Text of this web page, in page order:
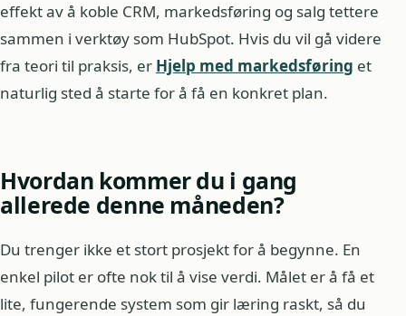
effekt av å koble CRM, markedsføring og salg tettere
sammen i verktøy som HubSpot. Hvis du vil gå videre
fra teori til praksis, er Hjelp med markedsføring et
naturlig sted å starte for å få en konkret plan.
Hvordan kommer du i gang
allerede denne måneden?
Du trenger ikke et stort prosjekt for å begynne. En
enkel pilot er ofte nok til å vise verdi. Målet er å få et
lite, fungerende system som gir læring raskt, så du